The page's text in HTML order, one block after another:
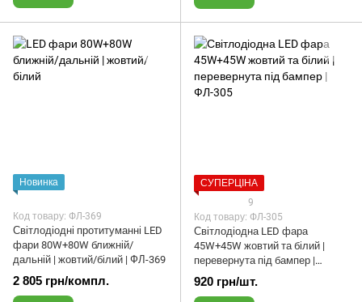
Новинка
Код товару: ФЛ-369
Світлодіодні протитуманні LED
фари 80W+80W ближній/
дальній | жовтий/білий | ФЛ-369
2 805 грн/компл.
СУПЕРЦІНА
9
Код товару: ФЛ-305
Світлодіодна LED фара
45W+45W жовтий та білий |
перевернута під бампер |
ФЛ-305
920 грн/шт.